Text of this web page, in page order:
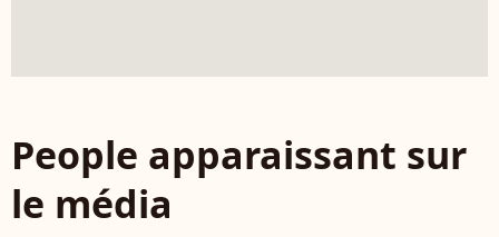
People apparaissant sur
le média